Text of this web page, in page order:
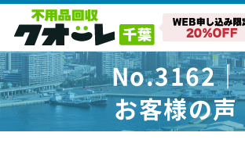
No.3162｜
お客様の声